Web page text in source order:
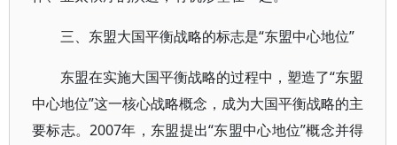
三、东盟大国平衡战略的标志是“东盟中心地位”
东盟在实施大国平衡战略的过程中，塑造了“东盟
中心地位”这一核心战略概念，成为大国平衡战略的主
要标志。2007年，东盟提出“东盟中心地位”概念并得